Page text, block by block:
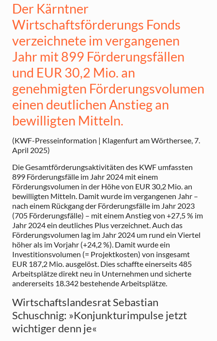
Der Kärntner
Wirtschaftsförderungs Fonds
verzeichnete im vergangenen
Jahr mit 899 Förderungsfällen
und EUR 30,2 Mio. an
genehmigten Förderungsvolumen
einen deutlichen Anstieg an
bewilligten Mitteln.
(KWF-Presseinformation | Klagenfurt am Wörthersee, 7.
April 2025)
Die Gesamtförderungsaktivitäten des KWF umfassten
899 Förderungsfälle im Jahr 2024 mit einem
Förderungsvolumen in der Höhe von EUR 30,2 Mio. an
bewilligten Mitteln. Damit wurde im vergangenen Jahr –
nach einem Rückgang der Förderungsfälle im Jahr 2023
(705 Förderungsfälle) – mit einem Anstieg von +27,5 % im
Jahr 2024 ein deutliches Plus verzeichnet. Auch das
Förderungsvolumen lag im Jahr 2024 um rund ein Viertel
höher als im Vorjahr (+24,2 %). Damit wurde ein
Investitionsvolumen (= Projektkosten) von insgesamt
EUR 187,2 Mio. ausgelöst. Dies schaffte einerseits 485
Arbeitsplätze direkt neu in Unternehmen und sicherte
andererseits 18.342 bestehende Arbeitsplätze.
Wirtschaftslandesrat Sebastian
Schuschnig: »Konjunkturimpulse jetzt
wichtiger denn je«